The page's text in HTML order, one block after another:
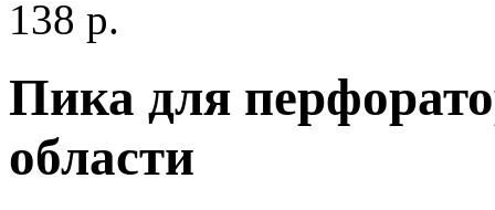
138 р.
Пика для
области